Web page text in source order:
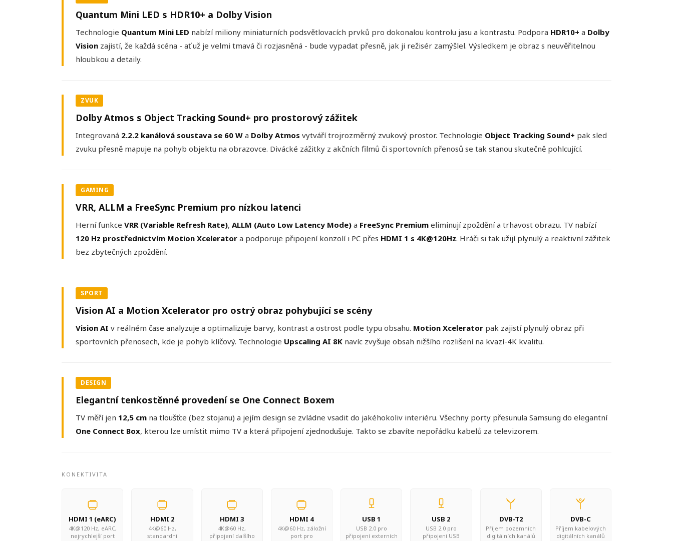
Quantum Mini LED s HDR10+ a Dolby Vision
Technologie Quantum Mini LED nabízí miliony miniaturních podsvětlovacích prvků pro dokonalou kontrolu jasu a kontrastu. Podpora HDR10+ a Dolby
Vision zajistí, že každá scéna - ať už je velmi tmavá či rozjasněná - bude vypadat přesně, jak ji režisér zamýšlel. Výsledkem je obraz s neuvěřitelnou
hloubkou a detaily.
ZVUK
Dolby Atmos s Object Tracking Sound+ pro prostorový zážitek
Integrovaná 2.2.2 kanálová soustava se 60 W a Dolby Atmos vytváří trojrozměrný zvukový prostor. Technologie Object Tracking Sound+ pak sled
zvuku přesně mapuje na pohyb objektu na obrazovce. Divácké zážitky z akčních filmů či sportovních přenosů se tak stanou skutečně pohlcující.
GAMING
VRR, ALLM a FreeSync Premium pro nízkou latenci
Herní funkce VRR (Variable Refresh Rate), ALLM (Auto Low Latency Mode) a FreeSync Premium eliminují zpoždění a trhavost obrazu. TV nabízí
120 Hz prostřednictvím Motion Xcelerator a podporuje připojení konzolí i PC přes HDMI 1 s 4K@120Hz. Hráči si tak užijí plynulý a reaktivní zážitek
bez zbytečných zpoždění.
SPORT
Vision AI a Motion Xcelerator pro ostrý obraz pohybující se scény
Vision AI v reálném čase analyzuje a optimalizuje barvy, kontrast a ostrost podle typu obsahu. Motion Xcelerator pak zajistí plynulý obraz při
sportovních přenosech, kde je pohyb klíčový. Technologie Upscaling AI 8K navíc zvyšuje obsah nižšího rozlišení na kvazí-4K kvalitu.
DESIGN
Elegantní tenkostěnné provedení se One Connect Boxem
TV měří jen 12,5 cm na tloušťce (bez stojanu) a jejím design se zvládne vsadit do jakéhokoliv interiéru. Všechny porty přesunula Samsung do elegantní
One Connect Box, kterou lze umístit mimo TV a která připojení zjednodušuje. Takto se zbavíte nepořádku kabelů za televizorem.
KONEKTIVITA
HDMI 1 (eARC)
4K@120 Hz, eARC,
nejrychlejší port
HDMI 2
4K@60 Hz,
standardní
HDMI 3
4K@60 Hz,
připojení dalšího
HDMI 4
4K@60 Hz, záložní
port pro
USB 1
USB 2.0 pro
připojení externích
USB 2
USB 2.0 pro
připojení USB
DVB-T2
Příjem pozemních
digitálních kanálů
DVB-C
Příjem kabelových
digitálních kanálů